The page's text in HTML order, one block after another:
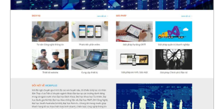
4387
CHI TIẾT